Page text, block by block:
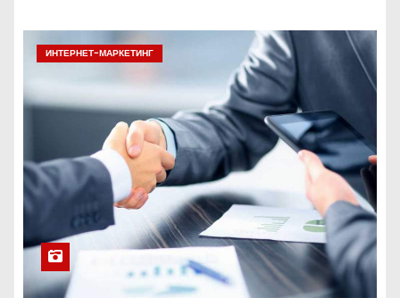
ИНТЕРНЕТ-МАРКЕТИНГ